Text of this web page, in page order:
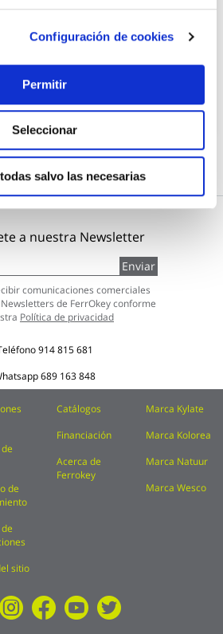
Configuración de cookies
Permitir
Seleccionar
salvo las necesarias
7,15 €
Añadir al carrito
a nuestra Newsletter
Enviar
comunicaciones comerciales
de FerrOkey conforme
Política de privacidad
914 815 681
689 163 848
de
sitio
Catálogos
Financiación
Acerca de
Ferrokey
Marca Kylate
Marca Kolorea
Marca Natuur
Marca Wesco